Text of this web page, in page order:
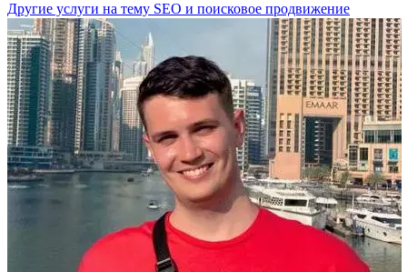
Другие услуги на тему SEO и поисковое продвижение